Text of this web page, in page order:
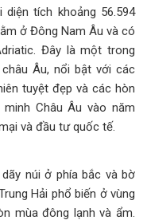
tích khoảng 56.594
ở Đông Nam Âu và có
Đây là một trong
Âu, nổi bật với các
tuyệt đẹp và các hòn
Châu Âu vào năm
và đầu tư quốc tế.
núi ở phía bắc và bờ
Hải phổ biến ở vùng
mùa đông lạnh và ẩm.